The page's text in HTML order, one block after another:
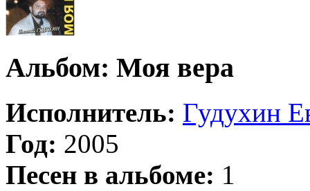
Альбом: Моя вера
Исполнитель: Гудухин
Год: 2005
Песен в альбоме: 1